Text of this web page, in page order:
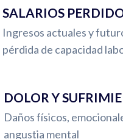
SALARIOS
Ingresos actuales y
pérdida de capacidad
DOLOR Y
Daños físicos,
angustia mental